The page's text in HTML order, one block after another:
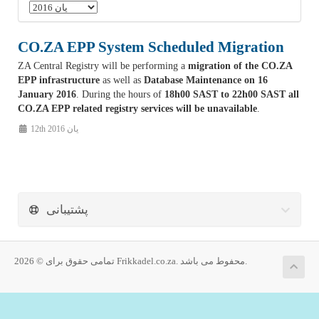
CO.ZA EPP System Scheduled Migration
ZA Central Registry will be performing a migration of the CO.ZA
EPP infrastructure as well as Database Maintenance on 16
January 2016. During the hours of 18h00 SAST to 22h00 SAST all
CO.ZA EPP related registry services will be unavailable.
12th یان 2016
پشتیبانی
تمامی حقوق برای © 2026 Frikkadel.co.za. محفوط می باشد.